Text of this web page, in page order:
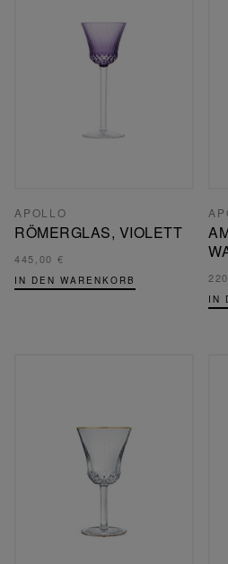
APOLLO
RÖMERGLAS, VIOLETT
445,00 €
IN DEN WARENKORB
IN